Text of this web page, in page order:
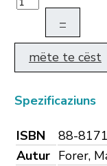
–
mëte te cëst
Spezificaziuns
ISBN
88-
Autur Forer,